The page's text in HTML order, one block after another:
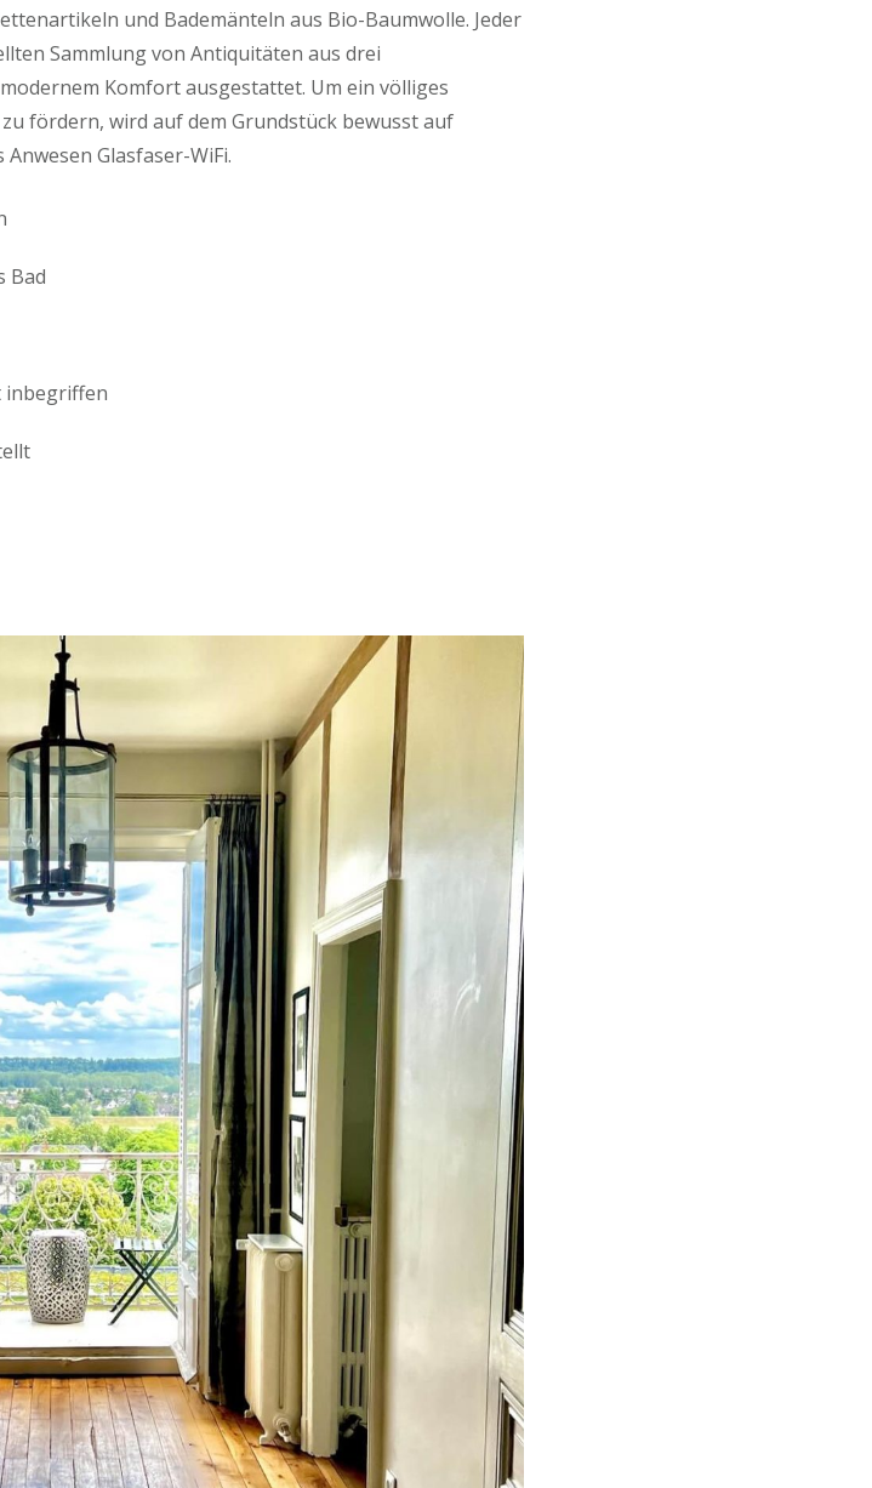
und Bademänteln aus Bio-Baumwolle. Jeder
Sammlung von Antiquitäten aus drei
Komfort ausgestattet. Um ein völliges
fördern, wird auf dem Grundstück bewusst auf
Glasfaser-WiFi.
Bad
inbegriffen